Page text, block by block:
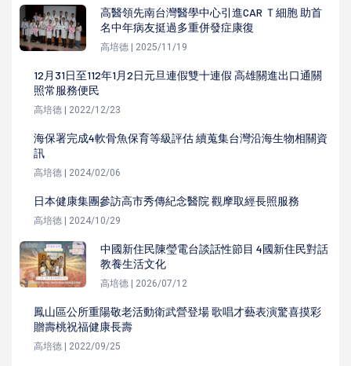
高醫領先南台灣醫學中心引進CAR Ｔ細胞 助首
名中年病友挺過多重併發症康復
高培德 | 2025/11/19
12月31日至112年1月2日元旦連假雙十連假 高雄關進出口通關
照常服務便民
高培德 | 2022/12/23
海保署完成4軟骨魚保育等級評估 續蒐集台灣沿海生物相關資
訊
高培德 | 2024/02/06
日本健康集團參訪高市秀傳紀念醫院 觀摩取經長照服務
高培德 | 2024/10/29
中國新住民陳瑩電台談話性節目 4國新住民對話
教養生活文化
高培德 | 2026/07/12
鳳山區公所重陽敬老活動衛武營登場 歌唱才藝表演驚喜摸彩
贈壽桃祝福健康長壽
高培德 | 2022/09/25